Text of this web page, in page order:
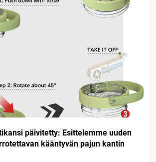
päivitetty: Esittelemme uuden
kääntyvän pajun kantin